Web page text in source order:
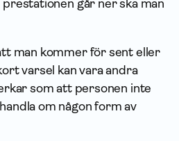
går ner ska man
man kommer för sent eller
varsel kan vara andra
som att personen inte
om någon form av